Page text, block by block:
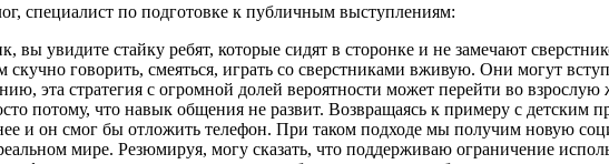
специалист по подготовке к публичным выступлениям:
вы увидите стайку ребят, которые сидят в сторонке и не замечают
скучно говорить, смеяться, играть со сверстниками вживую. Они могут
эта стратегия с огромной долей вероятности может перейти во взрослую
потому, что навык общения не развит. Возвращаясь к примеру с детским
и он смог бы отложить телефон. При таком подходе мы получим новую
мире. Резюмируя, могу сказать, что поддерживаю ограничение